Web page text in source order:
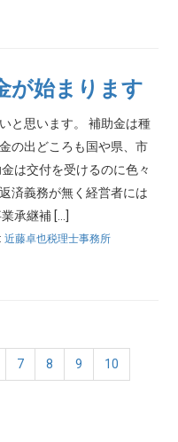
が始まります
と思います。 補助金は種
の出どころも国や県、市
は交付を受けるのに色々
済義務が無く経営者には
承継補 […]
近藤卓也税理士事務所
7 8 9 10